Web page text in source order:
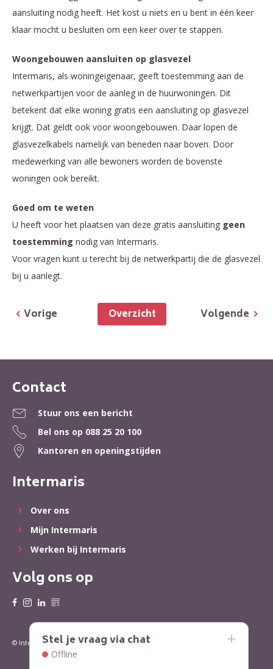
aansluiting nodig heeft. Het kost u niets en u bent in één keer
klaar mocht u besluiten om een keer over te stappen.
Woongebouwen aansluiten op glasvezel
Intermaris, als woningeigenaar, geeft toestemming aan de
netwerkpartijen voor de aanleg in de huurwoningen. Dit
betekent dat elke woning gratis een aansluiting op glasvezel
krijgt. Dat geldt ook voor woongebouwen. Daar lopen de
glasvezelkabels namelijk van beneden naar boven. Door
medewerking van alle bewoners worden de bovenste
woningen ook bereikt.
Goed om te weten
U heeft voor het plaatsen van deze gratis aansluiting geen
toestemming nodig van Intermaris.
Voor vragen kunt u terecht bij de netwerkpartij die de glasvezel
bij u aanlegt.
Volgende
Overzicht
Vorige
Contactinformatie
Contact
Stuur ons een bericht
Bel ons op 088 25 20 100
Kantoren en openingstijden
Intermaris
Over ons
Mijn Intermaris
Werken bij Intermaris
Volg ons op
© Intermaris 2022 Privacy Cookies
Stel je vraag via chat
Offline